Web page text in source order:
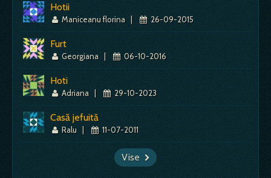
Hotii
Maniceanu florina | 26-09-2015
Furt
Georgiana | 06-10-2016
Hoti
Adriana | 29-10-2023
Casă jefuită
Ralu | 11-07-2011
Vise